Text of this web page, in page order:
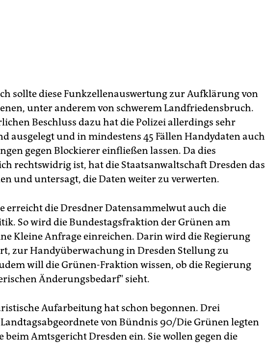
sollte diese Funkzellenauswertung zur Aufklärung von
unter anderem von schwerem Landfriedensbruch.
Beschluss dazu hat die Polizei allerdings sehr
ausgelegt und in mindestens 45 Fällen Handydaten auch
gegen Blockierer einfließen lassen. Da dies
rechtswidrig ist, hat die Staatsanwaltschaft Dresden das
und untersagt, die Daten weiter zu verwerten.
erreicht die Dresdner Datensammelwut auch die
So wird die Bundestagsfraktion der Grünen am
Kleine Anfrage einreichen. Darin wird die Regierung
zur Handyüberwachung in Dresden Stellung zu
will die Grünen-Fraktion wissen, ob die Regierung
Änderungsbedarf" sieht.
Aufarbeitung hat schon begonnen. Drei
Landtagsabgeordnete von Bündnis 90/Die Grünen legten
beim Amtsgericht Dresden ein. Sie wollen gegen die